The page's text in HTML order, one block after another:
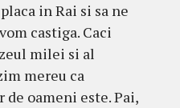
in Rai si sa ne
castiga. Caci
milei si al
mereu ca
oameni este. Pai,